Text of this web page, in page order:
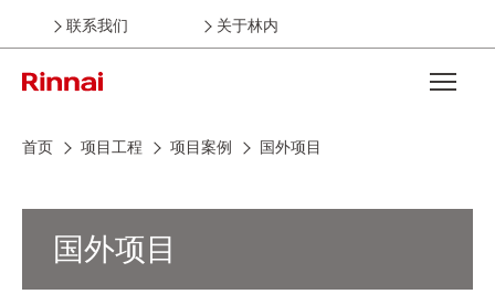
联系我们 关于林内
Open the
首页 项目工程 项目案例 国外项目
国外项目